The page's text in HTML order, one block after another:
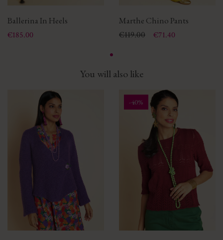
Ballerina In Heels
Price
€185.00
Marthe Chino Pants
Price
Regular price
€119.00 €71.40
You will also like
-40%